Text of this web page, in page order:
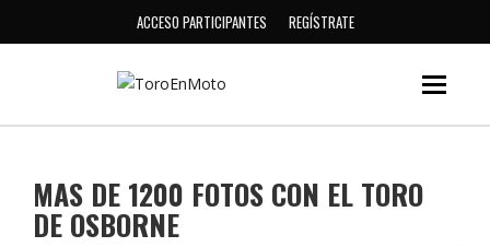
ACCESO PARTICIPANTES REGÍSTRATE
MAS DE 1200 FOTOS CON EL TORO
DE OSBORNE